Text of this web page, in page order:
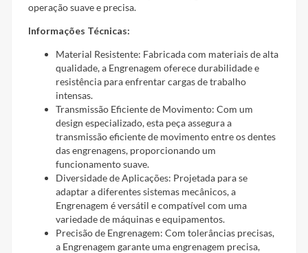
operação suave e precisa.
Informações Técnicas:
Material Resistente: Fabricada com materiais de alta
qualidade, a Engrenagem oferece durabilidade e
resistência para enfrentar cargas de trabalho
intensas.
Transmissão Eficiente de Movimento: Com um
design especializado, esta peça assegura a
transmissão eficiente de movimento entre os dentes
das engrenagens, proporcionando um
funcionamento suave.
Diversidade de Aplicações: Projetada para se
adaptar a diferentes sistemas mecânicos, a
Engrenagem é versátil e compatível com uma
variedade de máquinas e equipamentos.
Precisão de Engrenagem: Com tolerâncias precisas,
a Engrenagem garante uma engrenagem precisa,